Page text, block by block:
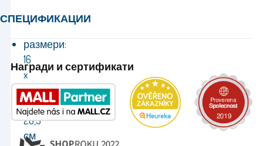
СПЕЦИФИКАЦИИ
размери:
16
x
18
x
28,5
см
Награди и сертификати